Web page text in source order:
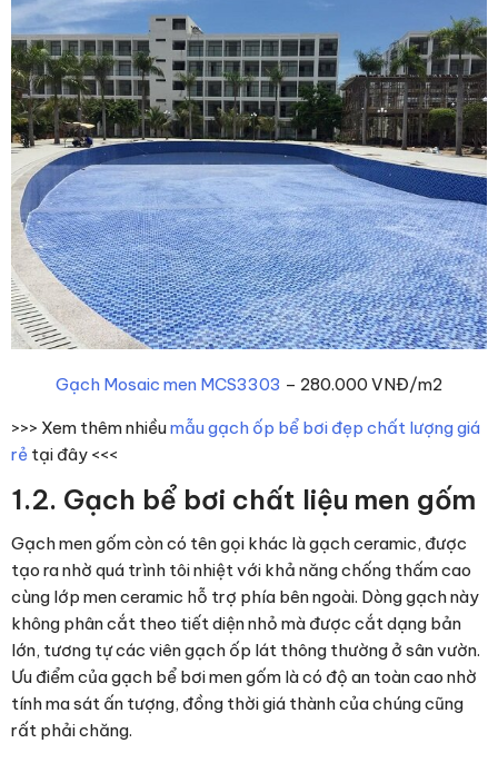
Gạch Mosaic men MCS3303 – 280.000 VNĐ/m2
>>> Xem thêm nhiềumẫu gạch ốp bể bơi đẹp chất lượng giá
rẻ tại đây <<<
1.2. Gạch bể bơi chất liệu men gốm
Gạch men gốm còn có tên gọi khác là gạch ceramic, được
tạo ra nhờ quá trình tôi nhiệt với khả năng chống thấm cao
cùng lớp men ceramic hỗ trợ phía bên ngoài. Dòng gạch này
không phân cắt theo tiết diện nhỏ mà được cắt dạng bản
lớn, tương tự các viên gạch ốp lát thông thường ở sân vườn.
Ưu điểm của gạch bể bơi men gốm là có độ an toàn cao nhờ
tính ma sát ấn tượng, đồng thời giá thành của chúng cũng
rất phải chăng.